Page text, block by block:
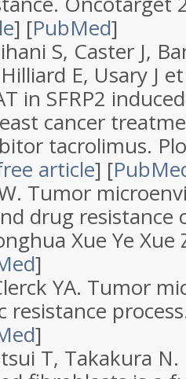
] [PubMed]
S, Caster J,
E, Usary J
in SFRP2
cancer
tacrolimus.
article] [
Tumor
drug resistance
Xue Ye Xue
]
YA. Tumor
resistance process
]
T, Takakura N.